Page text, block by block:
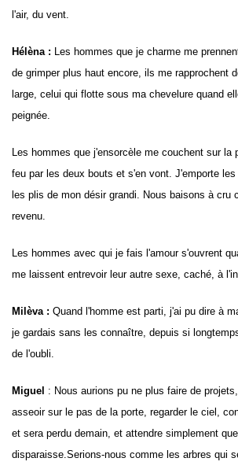
l'air, du vent.
Hélèna : Les hommes que je charme me
de grimper plus haut encore, ils me rapprochent
large, celui qui flotte sous ma chevelure quand
peignée.
Les hommes que j'ensorcèle me couchent sur la
feu par les deux bouts et s'en vont. J'emporte
les plis de mon désir grandi. Nous baisons à cru
revenu.
Les hommes avec qui je fais l'amour s'ouvrent
me laissent entrevoir leur autre sexe, caché, à
Milèva : Quand l'homme est parti, j'ai pu dire à
je gardais sans les connaître, depuis si
de l'oubli.
Miguel : Nous aurions pu ne plus faire de
asseoir sur le pas de la porte, regarder le ciel,
et sera perdu demain, et attendre simplement
disparaisse.Serions-nous comme les arbres qui